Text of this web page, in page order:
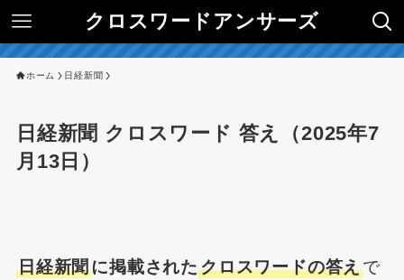
クロスワードアンサーズ
ホーム 日経新聞
日経新聞 クロスワード 答え（2025年7
月13日）
日経新聞に掲載されたクロスワードの答えで